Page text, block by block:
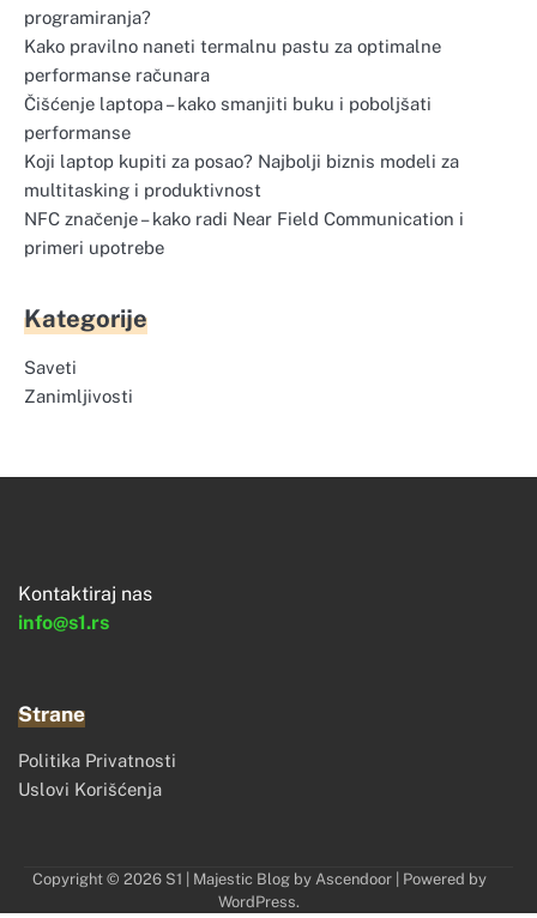
programiranja?
Kako pravilno naneti termalnu pastu za optimalne
performanse računara
Čišćenje laptopa – kako smanjiti buku i poboljšati
performanse
Koji laptop kupiti za posao? Najbolji biznis modeli za
multitasking i produktivnost
NFC značenje – kako radi Near Field Communication i
primeri upotrebe
Kategorije
Saveti
Zanimljivosti
Kontaktiraj nas
info@s1.rs
Strane
Politika Privatnosti
Uslovi Korišćenja
Copyright © 2026 S1 | Majestic Blog by Ascendoor| Powered by
WordPress.